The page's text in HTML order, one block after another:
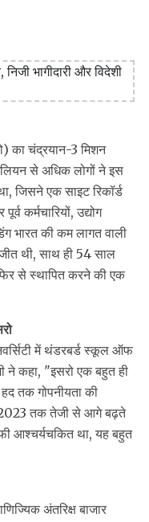
का चंद्रयान-3 मिशन
से अधिक लोगों ने इस
जिसने एक साइट रिकॉर्ड
कर्मचारियों, उद्योग
भारत की कम लागत वाली
थी, साथ ही 54 साल
से स्थापित करने की एक
में थंडरबर्ड स्कूल ऑफ
ने कहा, "इसरो एक बहुत ही
तक गोपनीयता की
तक तेजी से आगे बढ़ते
आश्चर्यचकित था, यह बहुत
अंतरिक्ष बाजार